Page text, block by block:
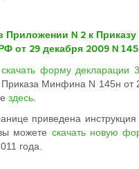
Приложении N 2 к
от 29 декабря 2009 N
скачать форму декларации
Приказа Минфина N 145н
здесь.
приведена
можете скачать новую
года.